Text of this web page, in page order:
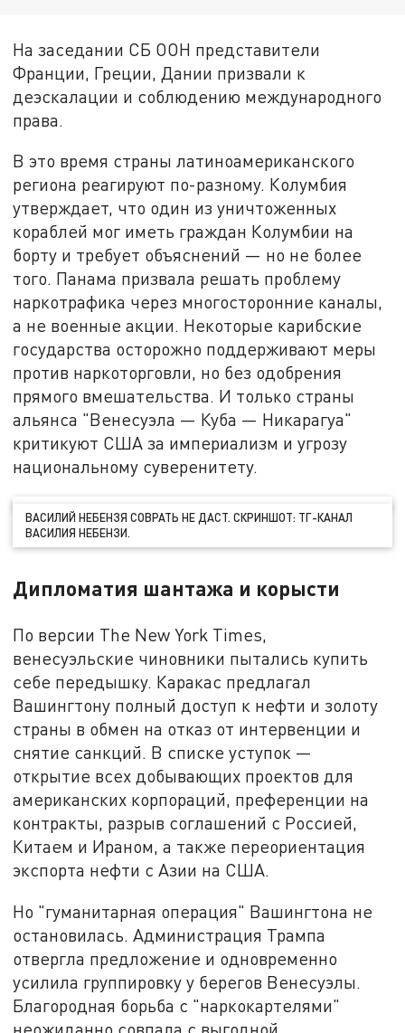
На заседании СБ ООН представители
Франции, Греции, Дании призвали к
деэскалации и соблюдению международного
права.
В это время страны латиноамериканского
региона реагируют по-разному. Колумбия
утверждает, что один из уничтоженных
кораблей мог иметь граждан Колумбии на
борту и требует объяснений — но не более
того. Панама призвала решать проблему
наркотрафика через многосторонние каналы,
а не военные акции. Некоторые карибские
государства осторожно поддерживают меры
против наркоторговли, но без одобрения
прямого вмешательства. И только страны
альянса "Венесуэла — Куба — Никарагуа"
критикуют США за империализм и угрозу
национальному суверенитету.
ВАСИЛИЙ НЕБЕНЗЯ СОВРАТЬ НЕ ДАСТ. СКРИНШОТ: ТГ-КАНАЛ
ВАСИЛИЯ НЕБЕНЗИ.
Дипломатия шантажа и корысти
По версии The New York Times,
венесуэльские чиновники пытались купить
себе передышку. Каракас предлагал
Вашингтону полный доступ к нефти и золоту
страны в обмен на отказ от интервенции и
снятие санкций. В списке уступок —
открытие всех добывающих проектов для
американских корпораций, преференции на
контракты, разрыв соглашений с Россией,
Китаем и Ираном, а также переориентация
экспорта нефти с Азии на США.
Но "гуманитарная операция" Вашингтона не
остановилась. Администрация Трампа
отвергла предложение и одновременно
усилила группировку у берегов Венесуэлы.
Благородная борьба с "наркокартелями"
неожиданно совпала с выгодной